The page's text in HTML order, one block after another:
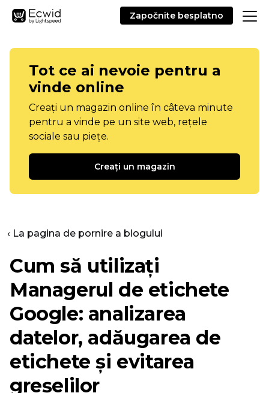
Započnite besplatno
Tot ce ai nevoie pentru a
vinde online
Creați un magazin online în câteva minute
pentru a vinde pe un site web, rețele
sociale sau piețe.
Creați un magazin
‹ La pagina de pornire a blogului
Cum să utilizați
Managerul de etichete
Google: analizarea
datelor, adăugarea de
etichete și evitarea
greșelilor